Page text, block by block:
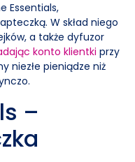
Essentials,
W skład niego
a także dyfuzor
konto klientki przy
niezłe pieniądze niż
–